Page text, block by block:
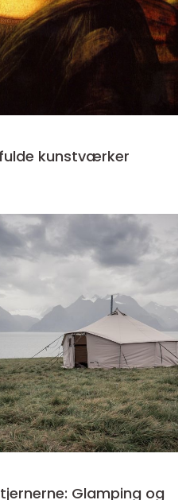
kunstværker
Glamping og